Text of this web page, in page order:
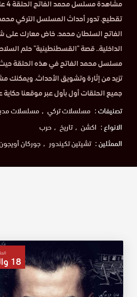
تقطيع. تدور أحداث المسلسل التركي
الفاتح السلطان محمد. خاض معارك على
الداخلية.. قصة "القسطنطينية" حلم
مسلسل محمد الفاتح في هذه الحلقة حيث
تزيد من إثارة وتشويق الأحداث. ويمكنك
جميع الحلقات أول بأول عبر موقعنا
تصنيفات : مسلسلات تركي
مسلسلات
الانواع : اكشن تاريخ
حرب
الممثلين : تشيتين تكيندور جوركان
18 والاخيرة